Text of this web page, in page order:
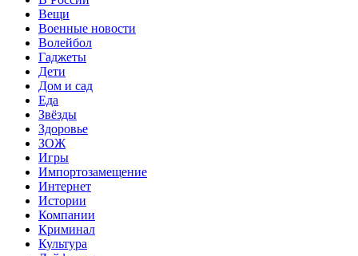
Вещи
Военные новости
Волейбол
Гаджеты
Дети
Дом и сад
Еда
Звёзды
Здоровье
ЗОЖ
Игры
Импортозамещение
Интернет
Истории
Компании
Криминал
Культура